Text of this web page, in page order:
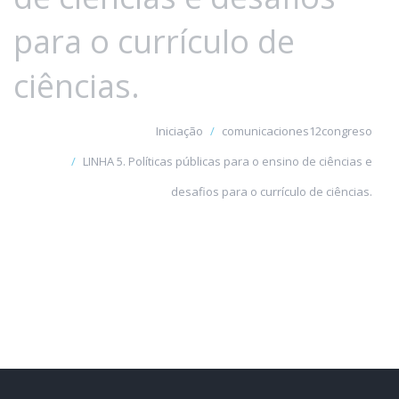
para o currículo de
ciências.
Iniciação
comunicaciones12congreso
LINHA 5. Políticas públicas para o ensino de ciências e
desafios para o currículo de ciências.